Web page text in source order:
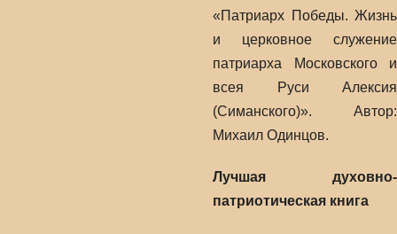
«Патриарх Победы. Жизнь
и церковное служение
патриарха Московского и
всея Руси Алексия
(Симанского)». Автор:
Михаил Одинцов.
Лучшая духовно-
патриотическая книга